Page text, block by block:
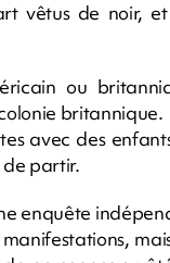
vêtus de noir,
ou
britannique.
avec des
partir.
enquête